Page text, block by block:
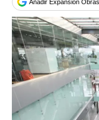
Añadir Expansión